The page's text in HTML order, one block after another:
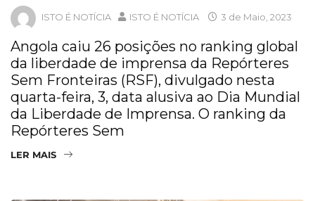
ISTO É NOTÍCIA ISTO É NOTÍCIA 3 de Maio, 2023
Angola caiu 26 posições no ranking global
da liberdade de imprensa da Repórteres
Sem Fronteiras (RSF), divulgado nesta
quarta-feira, 3, data alusiva ao Dia Mundial
da Liberdade de Imprensa. O ranking da
Repórteres Sem
LER MAIS